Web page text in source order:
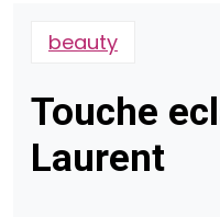
beauty
Touche
Laurent